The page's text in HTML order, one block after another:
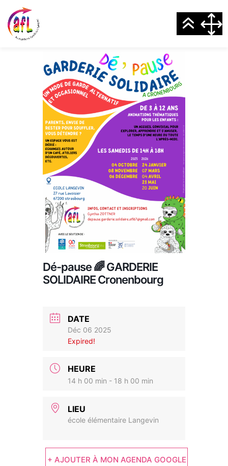
Dé-pause 🌈 GARDERIE
SOLIDAIRE Cronenbourg
DATE
Déc 06 2025
Expired!
HEURE
14 h 00 min - 18 h 00 min
LIEU
école élémentaire Langevin
+ AJOUTER À MON AGENDA GOOGLE